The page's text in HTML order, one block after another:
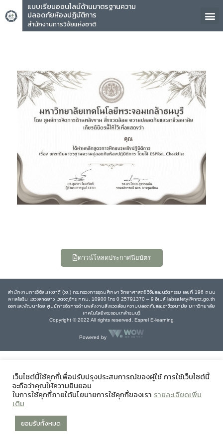
แบบเรียนออนไลน์ด้านมาตรฐานความ
ปลอดภัยห้องปฏิบัติการ
สำนักงานการวิจัยแห่งชาติ
คุณ
ดาวน์โหลดประกาศนียบัตร
สำนักงานการวิจัยแห่งชาติ (วช.) กระทรวงการอุดมศึกษา วิทยาศาสตร์ วิจัยและนวัตกรรม เลขที่ 196 ถนน
พหลโยธิน แขวงลาดยาว เขตจตุจักร กทม. 10900 โทร 0 25791370 – 9 อีเมล์ labsafety@nrct.go.th
ออกและพัฒนาโดย ศูนย์การจัดการด้านพลังงานสิ่งแวดล้อมความปลอดภัยและอาชีวอนามัย มหาวิทยาลัย
เทคโนโลยีพระจอมเกล้าธนบุรี
Copyright © 2022 All rights reserved, Esprel E-learning
Powered by
เว็บไซต์นี้ใช้คุกกี้เพื่อปรับปรุงประสบการณ์ของผู้ใช้ การใช้เว็บไซต์นี้
จะถือว่าคุณให้ความยินยอม
ในการใช้คุกกี้ภายใต้นโยบายการใช้คุกกี้ของเรา รายละเอียดเพิ่ม
เติม
ยอมรับทั้งหมด